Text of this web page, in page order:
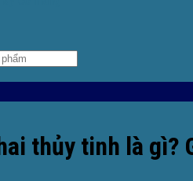
thủy tinh là gì?